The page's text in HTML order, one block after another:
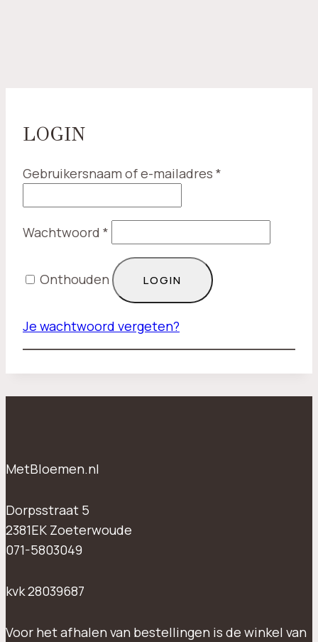
LOGIN
Gebruikersnaam of e-mailadres *
Wachtwoord *
Onthouden LOGIN
Je wachtwoord vergeten?
MetBloemen.nl
Dorpsstraat 5
2381EK Zoeterwoude
071-5803049
kvk 28039687
Voor het afhalen van bestellingen is de winkel van